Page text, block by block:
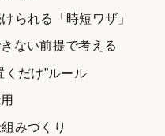
られる「時短ワザ」
ない前提で考える
くだけ”ルール
みづくり